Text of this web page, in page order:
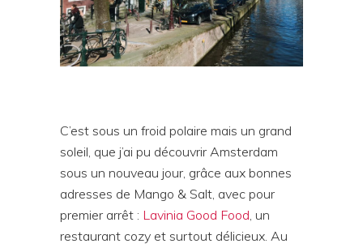
C’est sous un froid polaire mais un grand
soleil, que j’ai pu découvrir Amsterdam
sous un nouveau jour, grâce aux bonnes
adresses de Mango & Salt, avec pour
premier arrêt : Lavinia Good Food, un
restaurant cozy et surtout délicieux. Au